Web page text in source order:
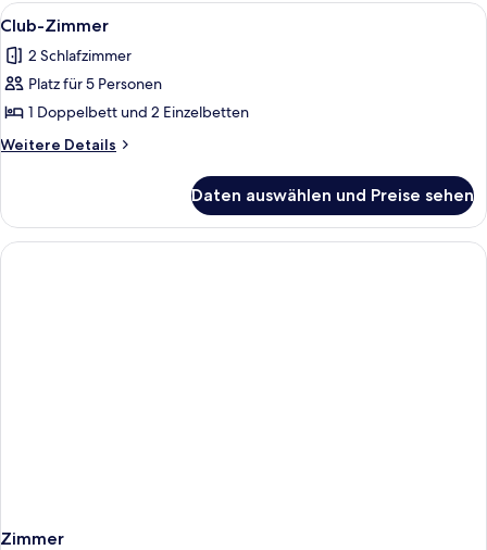
Alle
Fotos
für
Club-
Zimmer
anzeigen
Ein ordentlich bezogenes Bett mit
6
Club-Zimmer
2 Schlafzimmer
Platz für 5 Personen
1 Doppelbett und 2 Einzelbetten
Weitere Details
Weitere
Zimmer
Daten auswählen und Preise sehen
Zimmer